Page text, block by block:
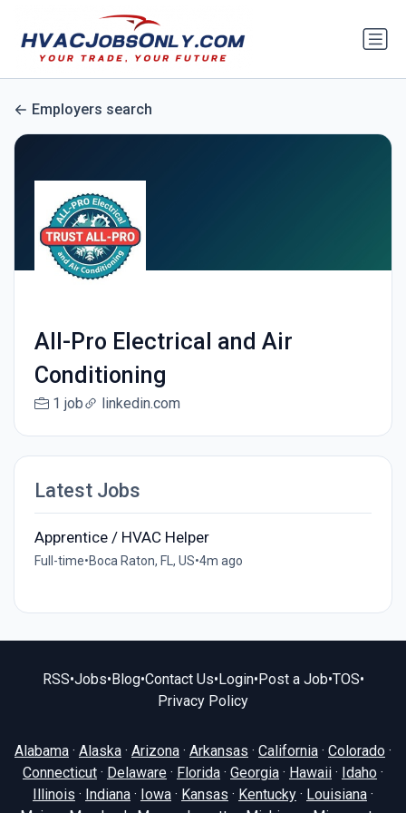
Employers search
All-Pro Electrical and Air
Conditioning
1 job linkedin.com
Latest Jobs
Apprentice / HVAC Helper
Full-time•Boca Raton, FL, US•4m ago
RSS•Jobs• Blog•Contact Us• Login• Post a Job•TOS•
Privacy Policy
Alabama · Alaska · Arizona · Arkansas · California · Colorado ·
Connecticut · Delaware · Florida · Georgia · Hawaii · Idaho ·
Illinois · Indiana · Iowa · Kansas · Kentucky · Louisiana ·